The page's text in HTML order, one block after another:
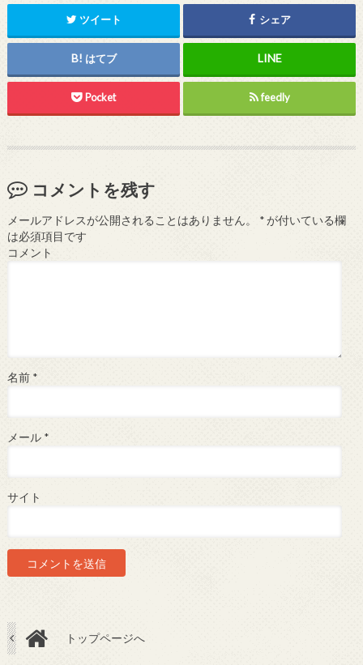
ツイート シェア
はてブ
Pocket feedly
コメントを残す
メールアドレスが公開されることはありません。 *が付いている欄
は必須項目です
コメント
名前 *
メール *
サイト
トップページへ